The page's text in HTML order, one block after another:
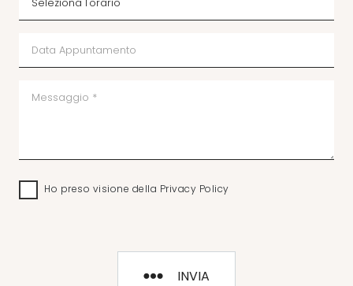
Ho preso visione della Privacy Policy
INVIA